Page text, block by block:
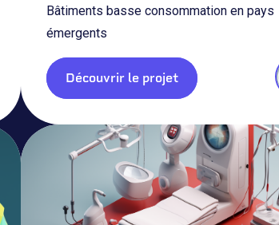
Bâtiments basse consommation en pays
émergents
Découvrir le projet